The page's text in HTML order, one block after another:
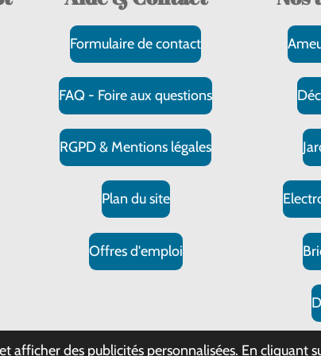
des publicités personnalisées. En cliquant
Formulaire de contact
FAQ - Foire aux questions
RGPD & Mentions légales
Plan du site
Offres d'emploi
réservés